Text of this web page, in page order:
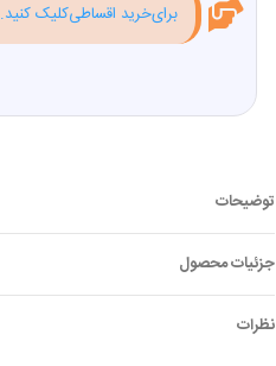
برای‌خرید اقساطی‌کلیک کنید.
توضیحات
جزئیات محصول
نظرات